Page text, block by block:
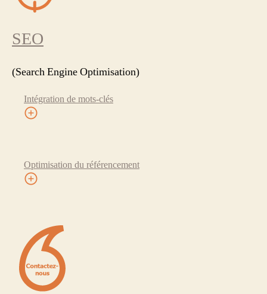
SEO
(Search Engine Optimisation)
Intégration de mots-clés
Optimisation du référencement